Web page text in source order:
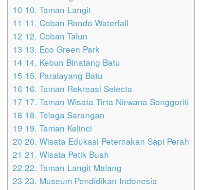
10 10. Taman Langit
11 11. Coban Rondo Waterfall
12 12. Coban Talun
13 13. Eco Green Park
14 14. Kebun Binatang Batu
15 15. Paralayang Batu
16 16. Taman Rekreasi Selecta
17 17. Taman Wisata Tirta Nirwana Songgoriti
18 18. Telaga Sarangan
19 19. Taman Kelinci
20 20. Wisata Edukasi Peternakan Sapi Perah
21 21. Wisata Petik Buah
22 22. Taman Langit Malang
23 23. Museum Pendidikan Indonesia